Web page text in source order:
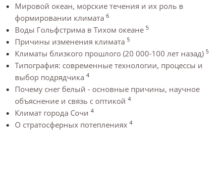
Мировой океан, морские течения и их роль в
формировании климата 6
Воды Гольфстрима в Тихом океане 5
Причины изменения климата 5
Климаты близкого прошлого (20 000-100 лет назад) 5
Типография: современные технологии, процессы и
выбор подрядчика 4
Почему снег белый - основные причины, научное
объяснение и связь с оптикой 4
Климат города Сочи 4
О стратосферных потеплениях 4